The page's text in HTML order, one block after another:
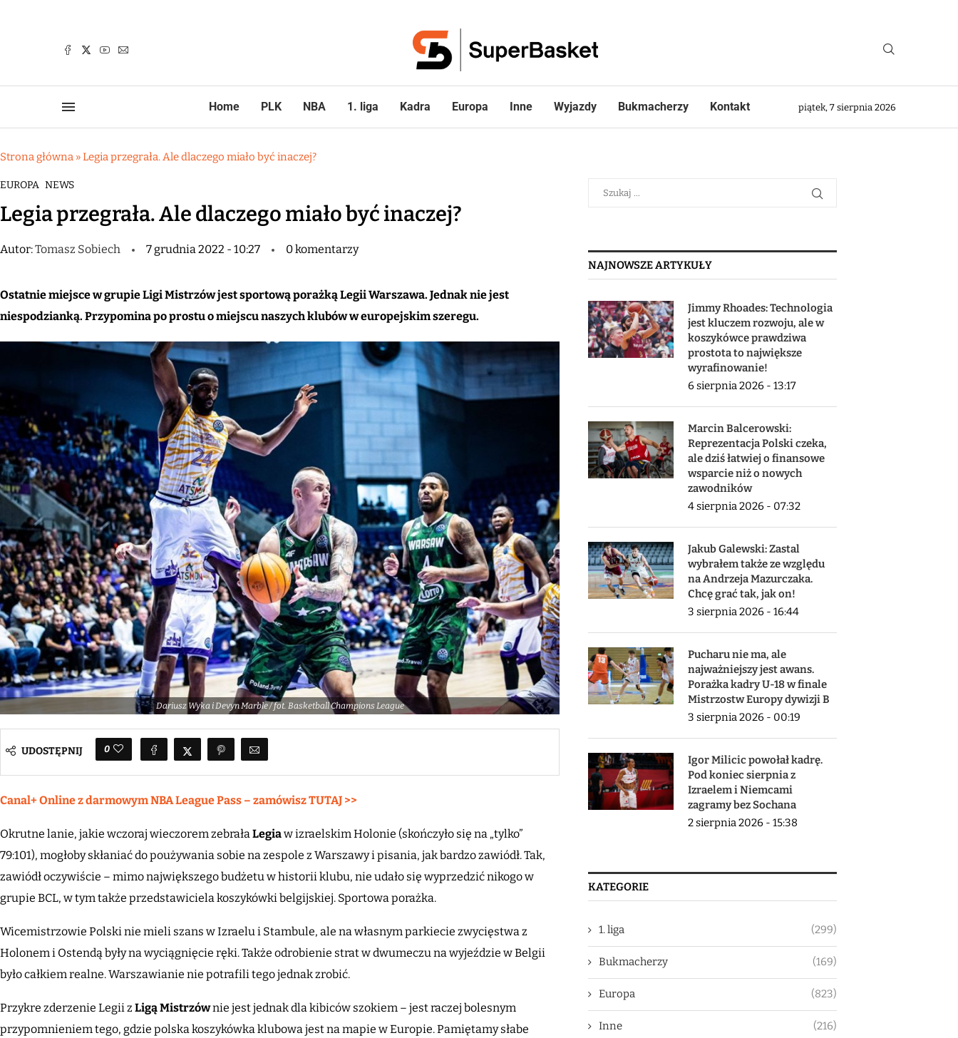
Home PLK NBA 1. liga Kadra Europa Inne Wyjazdy Bukmacherzy Kontakt piątek, 7 sierpnia 2026
Strona główna »Legia przegrała. Ale dlaczego miało być inaczej?
EUROPA NEWS
Legia przegrała. Ale dlaczego miało być inaczej?
Autor:Tomasz Sobiech 7 grudnia 2022 - 10:27 0 komentarzy
Ostatnie miejsce w grupie Ligi Mistrzów jest sportową porażką Legii Warszawa. Jednak nie jest
niespodzianką. Przypomina po prostu o miejscu naszych klubów w europejskim szeregu.
Dariusz Wyka i Devyn Marble / fot. Basketball Champions League
UDOSTĘPNIJ 0
Canal+ Online z darmowym NBA League Pass – zamówisz TUTAJ >>
Okrutne lanie, jakie wczoraj wieczorem zebrałaLegiaw izraelskim Holonie (skończyło się na „tylko”
79:101), mogłoby skłaniać do poużywania sobie na zespole z Warszawy i pisania, jak bardzo zawiódł. Tak,
zawiódł oczywiście – mimo największego budżetu w historii klubu, nie udało się wyprzedzić nikogo w
grupie BCL, w tym także przedstawiciela koszykówki belgijskiej. Sportowa porażka.
Wicemistrzowie Polski nie mieli szans w Izraelu i Stambule, ale na własnym parkiecie zwycięstwa z
Holonem i Ostendą były na wyciągnięcie ręki. Także odrobienie strat w dwumeczu na wyjeździe w Belgii
było całkiem realne. Warszawianie nie potrafili tego jednak zrobić.
Przykre zderzenie Legii z Ligą Mistrzównie jest jednak dla kibiców szokiem – jest raczej bolesnym
przypomnieniem tego, gdzie polska koszykówka klubowa jest na mapie w Europie. Pamiętamy słabe
NAJNOWSZE ARTYKUŁY
Jimmy Rhoades: Technologia
jest kluczem rozwoju, ale w
koszykówce prawdziwa
prostota to największe
wyrafinowanie!
6 sierpnia 2026 - 13:17
Marcin Balcerowski:
Reprezentacja Polski czeka,
ale dziś łatwiej o finansowe
wsparcie niż o nowych
zawodników
4 sierpnia 2026 - 07:32
Jakub Galewski: Zastal
wybrałem także ze względu
na Andrzeja Mazurczaka.
Chcę grać tak, jak on!
3 sierpnia 2026 - 16:44
Pucharu nie ma, ale
najważniejszy jest awans.
Porażka kadry U-18 w finale
Mistrzostw Europy dywizji B
3 sierpnia 2026 - 00:19
Igor Milicic powołał kadrę.
Pod koniec sierpnia z
Izraelem i Niemcami
zagramy bez Sochana
2 sierpnia 2026 - 15:38
KATEGORIE
1. liga (299)
Bukmacherzy (169)
Europa (823)
Inne (216)